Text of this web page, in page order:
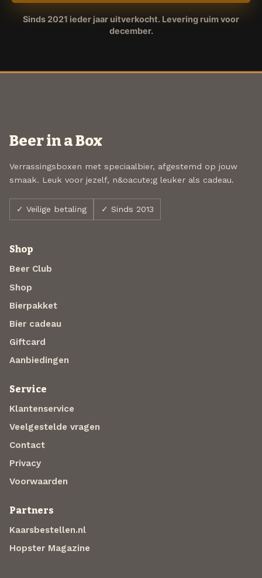
Sinds 2021 ieder jaar uitverkocht. Levering ruim voor
december.
Beer in a Box
Verrassingsboxen met speciaalbier, afgestemd op jouw
smaak. Leuk voor jezelf, n&oacute;g leuker als cadeau.
✓ Veilige betaling ✓ Sinds 2013
Shop
Beer Club
Shop
Bierpakket
Bier cadeau
Giftcard
Aanbiedingen
Service
Klantenservice
Veelgestelde vragen
Contact
Privacy
Voorwaarden
Partners
Kaarsbestellen.nl
Hopster Magazine